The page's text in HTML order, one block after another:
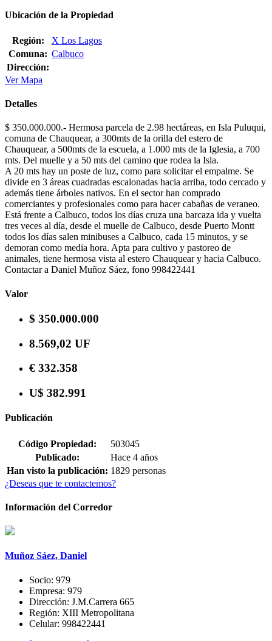
Ubicación de la Propiedad
Región:
X Los Lagos
Comuna: Calbuco
Dirección:
Ver Mapa
Detalles
$ 350.000.000.- Hermosa parcela de 2.98 hectáreas, en Isla Puluqui,
comuna de Chauquear, a 300mts de la orilla del estero de
Chauquear, a 500mts de la escuela, a 1.000 mts de la Iglesia, a 700
mts. Del muelle y a 50 mts del camino que rodea la Isla.
A 20 mts hay un poste de luz, como para solicitar el empalme. Se
divide en 3 áreas cuadradas escalonadas hacia arriba, todo cercado y
además tiene árboles nativos. En el sector han comprado
comerciantes y profesionales como para hacer cabañas de veraneo.
Está frente a Calbuco, todos los días cruza una barcaza ida y vuelta
tres veces al día, desde el muelle de Calbuco, desde Puerto Montt
todos los días salen minibuses a Calbuco, cada 15 minutos, y se
demoran como media hora. Apta para cultivo y pastoreo de
animales, tiene hermosa vista al estero Chauquear y hacia Calbuco.
Contactar a Daniel Muñoz Sáez, fono 998422441
Valor
$ 350.000.000
8.569,02 UF
€ 332.358
U$ 382.991
Publicación
Código Propiedad:
503045
Publicado:
Hace 4 años
Han visto la publicación: 1829 personas
¿Deseas que te contactemos?
Información del Corredor
Muñoz Sáez, Daniel
Socio: 979
Empresa: 979
Dirección: J.M.Carrera 665
Región: XIII Metropolitana
Celular: 998422441